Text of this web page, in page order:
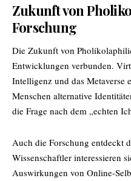
Zukunft von
Forschung
Die Zukunft von
Entwicklungen verbunden.
Intelligenz und das Metaverse
Menschen alternative
die Frage nach dem „echten
Auch die Forschung entdeckt
Wissenschaftler interessieren
Auswirkungen von Online-